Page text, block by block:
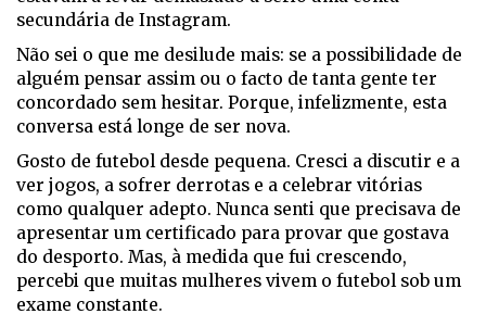
secundária de Instagram.
Não sei o que me desilude mais: se a possibilidade de
alguém pensar assim ou o facto de tanta gente ter
concordado sem hesitar. Porque, infelizmente, esta
conversa está longe de ser nova.
Gosto de futebol desde pequena. Cresci a discutir e a
ver jogos, a sofrer derrotas e a celebrar vitórias
como qualquer adepto. Nunca senti que precisava de
apresentar um certificado para provar que gostava
do desporto. Mas, à medida que fui crescendo,
percebi que muitas mulheres vivem o futebol sob um
exame constante.